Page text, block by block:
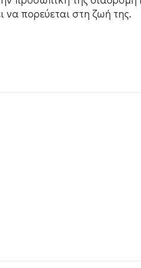
να πορεύεται στη ζωή της.